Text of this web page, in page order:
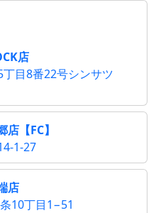
店
目8番22号シンサツ
【FC】
1-27
店
10丁目1−51